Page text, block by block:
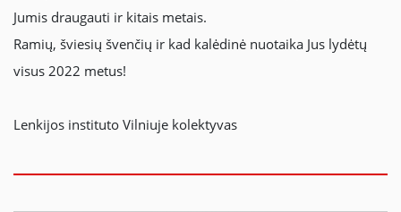
Jumis draugauti ir kitais metais.
Ramių, šviesių švenčių ir kad kalėdinė nuotaika Jus lydėtų
visus 2022 metus!
Lenkijos instituto Vilniuje kolektyvas